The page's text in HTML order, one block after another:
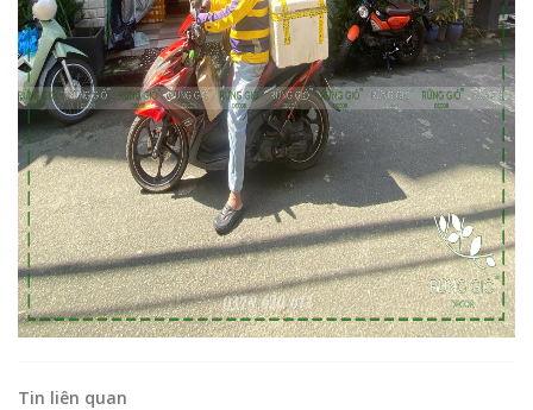
Tin liên quan